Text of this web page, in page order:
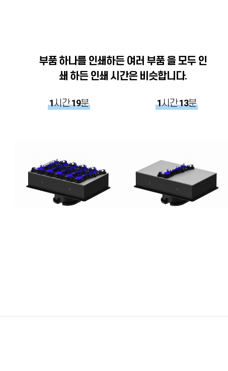
부품 하나를 인쇄하든 여러 부품 을 모두 인
쇄 하든 인쇄 시간은 비슷합니다.
1시간19분 1시간13분